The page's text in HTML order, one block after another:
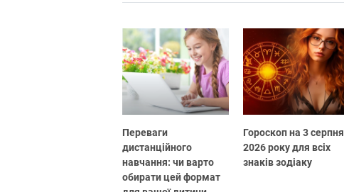
Переваги
дистанційного
навчання: чи варто
обирати цей формат
Гороскоп на 3 серпня
2026 року для всіх
знаків зодіаку